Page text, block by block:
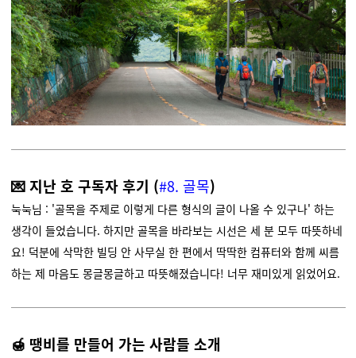
💌 지난 호 구독자 후기 (#8. 골목)
눅눅님 : '골목을 주제로 이렇게 다른 형식의 글이 나올 수 있구나' 하는
생각이 들었습니다. 하지만 골목을 바라보는 시선은 세 분 모두 따뜻하네
요! 덕분에 삭막한 빌딩 안 사무실 한 편에서 딱딱한 컴퓨터와 함께 씨름
하는 제 마음도 몽글몽글하고 따뜻해졌습니다! 너무 재미있게 읽었어요.
🍯 땡비를 만들어 가는 사람들 소개